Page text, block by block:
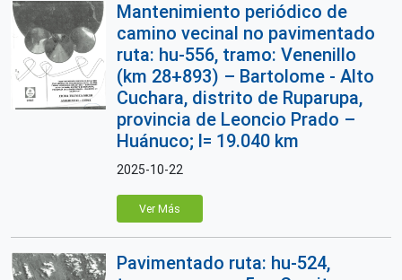
Mantenimiento periódico de
camino vecinal no pavimentado
ruta: hu-556, tramo: Venenillo
(km 28+893) – Bartolome - Alto
Cuchara, distrito de Ruparupa,
provincia de Leoncio Prado –
Huánuco; l= 19.040 km
2025-10-22
Ver Más
Pavimentado ruta: hu-524,